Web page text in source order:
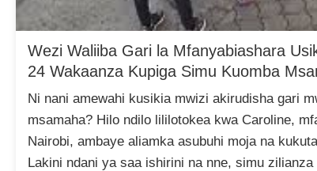
Wezi Waliiba Gari la Mfanyabiashara
24 Wakaanza Kupiga Simu Kuomba
Ni nani amewahi kusikia mwizi akirudisha gari
msamaha? Hilo ndilo lililotokea kwa Caroline,
Nairobi, ambaye aliamka asubuhi moja na
Lakini ndani ya saa ishirini na nne, simu